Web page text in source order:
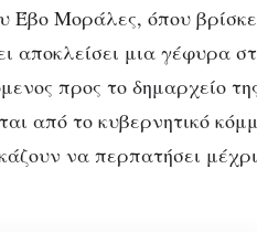
Έβο Μοράλες, όπου
αποκλείσει μια γέφυρα
προς το δημαρχείο
από το κυβερνητικό
να περπατήσει